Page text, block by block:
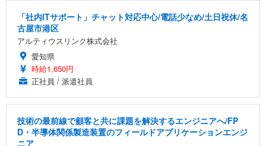
「社内ITサポート」チャット対応中心/電話少なめ/土日祝休/名
古屋市港区
アルティウスリンク株式会社
愛知県
時給1,650円
正社員 / 派遣社員
技術の最前線で顧客と共に課題を解決するエンジニアへ/FP
D・半導体関係製造装置のフィールドアプリケーションエンジ
ニア